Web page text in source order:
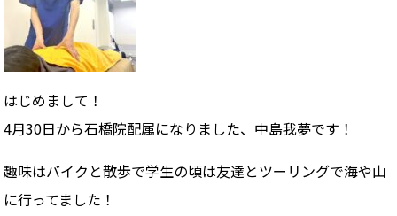
はじめまして！
4月30日から石橋院配属になりました、中島我夢です！
趣味はバイクと散歩で学生の頃は友達とツーリングで海や山
に行ってました！